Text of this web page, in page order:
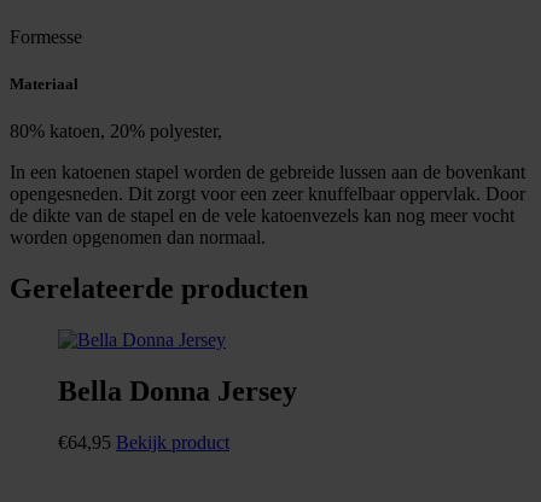
Formesse
Materiaal
80% katoen, 20% polyester,
In een katoenen stapel worden de gebreide lussen aan de bovenkant
opengesneden. Dit zorgt voor een zeer knuffelbaar oppervlak. Door
de dikte van de stapel en de vele katoenvezels kan nog meer vocht
worden opgenomen dan normaal.
Gerelateerde producten
Bella Donna Jersey
€64,95 Bekijk product